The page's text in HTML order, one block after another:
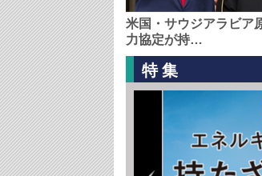
米国・サウジアラビア
力協定が持…
特集